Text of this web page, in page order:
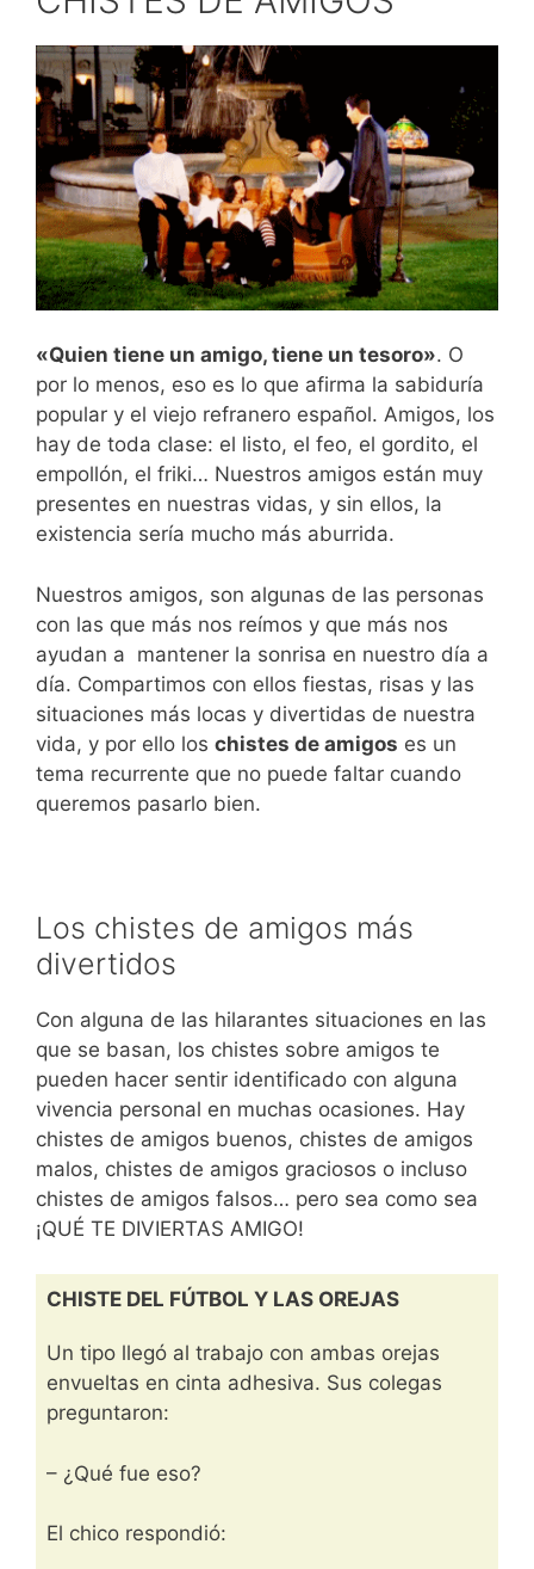
«Quien tiene un amigo, tiene un tesoro». O
por lo menos, eso es lo que afirma la sabiduría
popular y el viejo refranero español. Amigos, los
hay de toda clase: el listo, el feo, el gordito, el
empollón, el friki… Nuestros amigos están muy
presentes en nuestras vidas, y sin ellos, la
existencia sería mucho más aburrida.
Nuestros amigos, son algunas de las personas
con las que más nos reímos y que más nos
ayudan a mantener la sonrisa en nuestro día a
día. Compartimos con ellos fiestas, risas y las
situaciones más locas y divertidas de nuestra
vida, y por ello los chistes de amigos es un
tema recurrente que no puede faltar cuando
queremos pasarlo bien.
Los chistes de amigos más
divertidos
Con alguna de las hilarantes situaciones en las
que se basan, los chistes sobre amigos te
pueden hacer sentir identificado con alguna
vivencia personal en muchas ocasiones. Hay
chistes de amigos buenos, chistes de amigos
malos, chistes de amigos graciosos o incluso
chistes de amigos falsos… pero sea como sea
¡QUÉ TE DIVIERTAS AMIGO!
CHISTE DEL FÚTBOL Y LAS OREJAS
Un tipo llegó al trabajo con ambas orejas
envueltas en cinta adhesiva. Sus colegas
preguntaron:
– ¿Qué fue eso?
El chico respondió: